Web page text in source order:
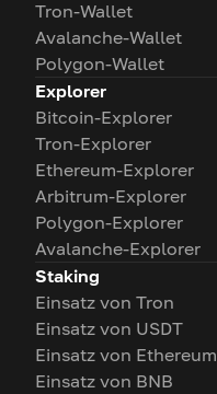
Tron-Wallet
Avalanche-Wallet
Polygon-Wallet
Explorer
Bitcoin-Explorer
Tron-Explorer
Ethereum-Explorer
Arbitrum-Explorer
Polygon-Explorer
Avalanche-Explorer
Staking
Einsatz von Tron
Einsatz von USDT
Einsatz von Ethereum
Einsatz von BNB